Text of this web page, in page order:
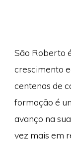
São Roberto
crescimento
centenas de
formação é
avanço na
vez mais em